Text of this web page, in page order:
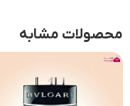
محصولات مشابه